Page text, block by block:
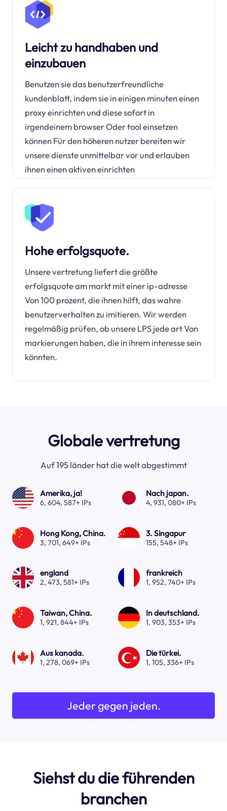
Leicht zu handhaben und
einzubauen
Benutzen sie das benutzerfreundliche
kundenblatt, indem sie in einigen minuten einen
proxy einrichten und diese sofort in
irgendeinem browser Oder tool einsetzen
können Für den höheren nutzer bereiten wir
unsere dienste unmittelbar vor und erlauben
ihnen einen aktiven einrichten
Hohe erfolgsquote.
Unsere vertretung liefert die größte
erfolgsquote am markt mit einer ip-adresse
Von 100 prozent, die ihnen hilft, das wahre
benutzerverhalten zu imitieren. Wir werden
regelmäßig prüfen, ob unsere LPS jede art Von
markierungen haben, die in ihrem interesse sein
könnten.
Globale vertretung
Auf 195 länder hat die welt abgestimmt
Amerika, ja!
6, 604, 587+ IPs
Nach japan.
4, 931, 080+ IPs
Hong Kong, China.
3, 701, 649+ IPs
3. Singapur
155, 548+ IPs
england
2, 473, 581+ IPs
frankreich
1, 952, 740+ IPs
Taiwan, China.
1, 921, 844+ IPs
In deutschland.
1, 903, 353+ IPs
Aus kanada.
1, 278, 069+ IPs
Die türkei.
1, 105, 336+ IPs
Jeder gegen jeden.
Siehst du die führenden
branchen